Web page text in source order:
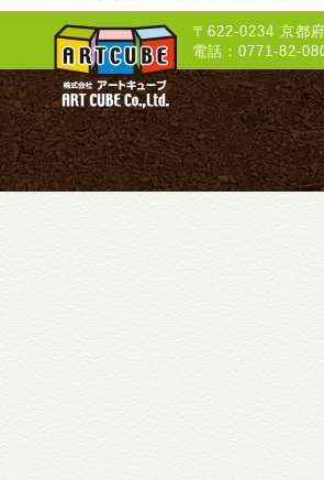
〒622-0234 京都
電話：0771-82-